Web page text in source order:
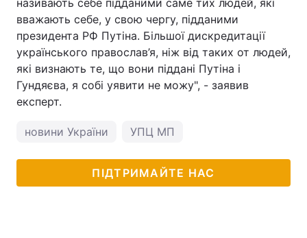
називають себе підданими саме тих людей, які
вважають себе, у свою чергу, підданими
президента РФ Путіна. Більшої дискредитації
українського православ’я, ніж від таких от людей,
які визнають те, що вони піддані Путіна і
Гундяєва, я собі уявити не можу", - заявив
експерт.
новини України УПЦ МП
ПІДТРИМАЙТЕ НАС